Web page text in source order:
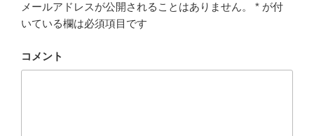
メールアドレスが公開されることはありません。 * が付
いている欄は必須項目です
コメント